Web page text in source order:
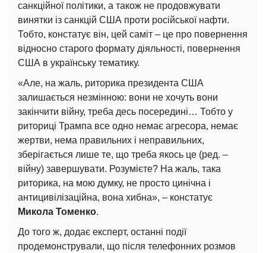
санкційної політики, а також не продовжувати
винятки із санкцій США проти російської нафти.
Тобто, констатує він, цей саміт – це про повернення
відносно старого формату діяльності, повернення
США в українську тематику.
«Але, на жаль, риторика президента США
залишається незмінною: вони не хочуть вони
закінчити війну, треба десь посередині… Тобто у
риториці Трампа все одно немає агресора, немає
жертви, нема правильних і неправильних,
зберігається лише те, що треба якось це (ред. –
війну) завершувати. Розумієте? На жаль, така
риторика, на мою думку, не просто цинічна і
антицивілізаційна, вона хибна», – констатує
Микола Томенко.
До того ж, додає експерт, останні події
продемонстрували, що після телефонних розмов